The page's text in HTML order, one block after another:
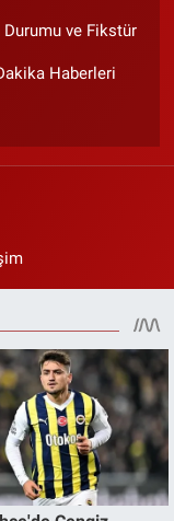
Durumu ve Fikstür
Haberleri